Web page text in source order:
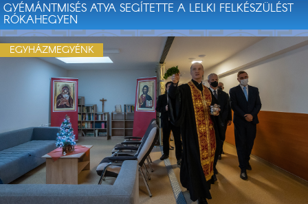
GYÉMÁNTMISÉS ATYA SEGÍTETTE A LELKI FELKÉSZÜLÉST
RÓKAHEGYEN
EGYHÁZMEGYÉNK